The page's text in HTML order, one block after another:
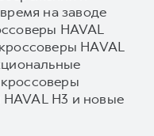
на заводе
HAVAL
HAVAL
H3 и новые